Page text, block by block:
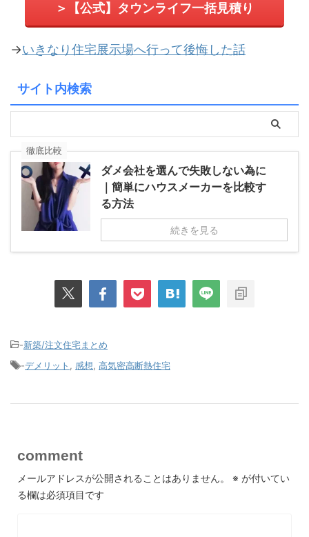
＞【公式】タウンライフ一括見積り
→いきなり住宅展示場へ行って後悔した話
サイト内検索
徹底比較
ダメ会社を選んで失敗しない為に
｜簡単にハウスメーカーを比較す
る方法
続きを見る
-新築/注文住宅まとめ
-デメリット , 感想, 高気密高断熱住宅
comment
メールアドレスが公開されることはありません。 ※ が付いてい
る欄は必須項目です